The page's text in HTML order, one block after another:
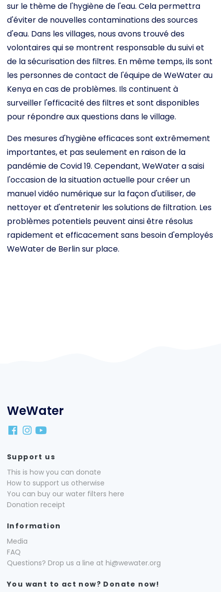
sur le thème de l'hygiène de l'eau. Cela permettra
d'éviter de nouvelles contaminations des sources
d'eau. Dans les villages, nous avons trouvé des
volontaires qui se montrent responsable du suivi et
de la sécurisation des filtres. En même temps, ils sont
les personnes de contact de l'équipe de WeWater au
Kenya en cas de problèmes. Ils continuent à
surveiller l'efficacité des filtres et sont disponibles
pour répondre aux questions dans le village.
Des mesures d'hygiène efficaces sont extrêmement
importantes, et pas seulement en raison de la
pandémie de Covid 19. Cependant, WeWater a saisi
l'occasion de la situation actuelle pour créer un
manuel vidéo numérique sur la façon d'utiliser, de
nettoyer et d'entretenir les solutions de filtration. Les
problèmes potentiels peuvent ainsi être résolus
rapidement et efficacement sans besoin d'employés
WeWater de Berlin sur place.
WeWater
Support us
This is how you can donate
How to support us otherwise
You can buy our water filters here
Donation receipt
Information
Media
FAQ
Questions? Drop us a line at hi@wewater.org
You want to act now? Donate now!